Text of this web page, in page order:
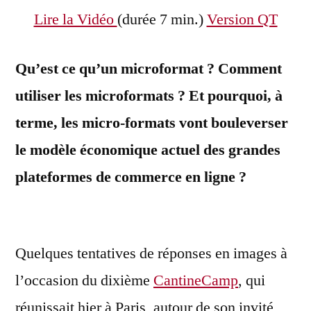
ligne
Lire la Vidéo (durée 7 min.)Version QT
Qu’est ce qu’un microformat ? Comment
utiliser les microformats ? Et pourquoi, à
terme, les micro-formats vont bouleverser
le modèle économique actuel des grandes
plateformes de commerce en ligne ?
Quelques tentatives de réponses en images à
l’occasion du dixième CantineCamp, qui